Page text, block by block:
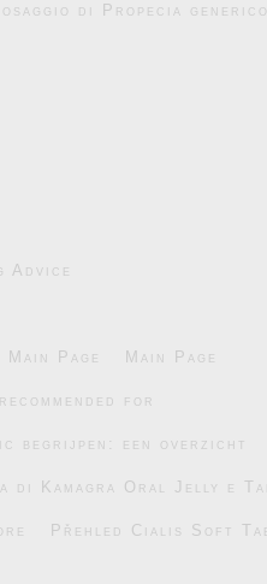
di Propecia generico
Advice
Main Page Main Page
for
begrijpen: een overzicht
di Kamagra Oral Jelly e
Přehled Cialis Soft